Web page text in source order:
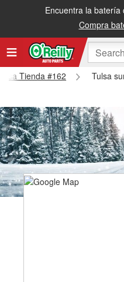
Encuentra la
Compra
Tienda #162
Tulsa